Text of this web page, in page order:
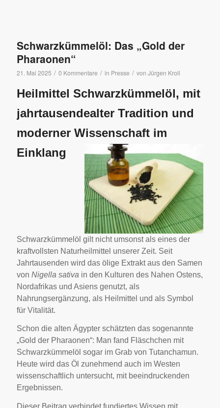
Schwarzkümmelöl: Das „Gold der
Pharaonen“
21. Mai 2025 / 0 Kommentare / in Presse / von Jürgen Kroll
Heilmittel Schwarzkümmelöl, mit
jahrtausendealter Tradition und
moderner Wissenschaft im
Einklang
Schwarzkümmelöl gilt nicht umsonst als eines der
kraftvollsten Naturheilmittel unserer Zeit. Seit
Jahrtausenden wird das ölige Extrakt aus den Samen
von Nigella sativa in den Kulturen des Nahen Ostens,
Nordafrikas und Asiens genutzt, als
Nahrungsergänzung, als Heilmittel und als Symbol
für Vitalität.
Schon die alten Ägypter schätzten das sogenannte
„Gold der Pharaonen“: Man fand Fläschchen mit
Schwarzkümmelöl sogar im Grab von Tutanchamun.
Heute wird das Öl zunehmend auch im Westen
wissenschaftlich untersucht, mit beeindruckenden
Ergebnissen.
Dieser Beitrag verbindet fundiertes Wissen mit